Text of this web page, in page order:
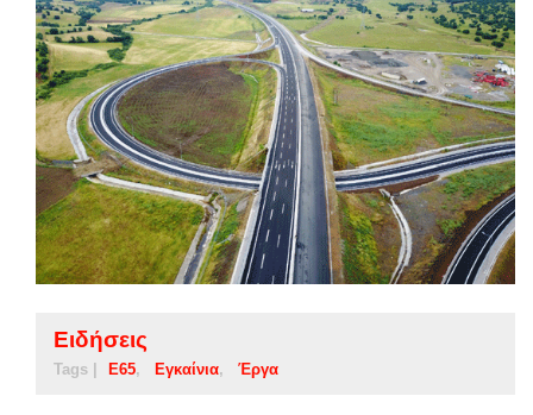
Ειδήσεις
Tags | Ε65 Εγκαίνια Έργα